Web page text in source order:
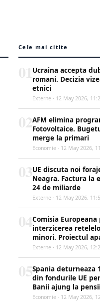
Cele mai citite
Ucraina accepta
romani. Decizia
etnici
Externe · 12 May 2026,
AFM elimina
Fotovoltaice.
merge la primari
Economie · 12 May 2026,
UE discuta noi
Neagra. Factura la
24 de miliarde
Externe · 12 May 2026,
Comisia
interzicerea
minori. Proiectul
Externe · 12 May 2026,
Spania deturneaza
din fondurile UE
Banii ajung la pensii
Economie · 12 May 2026,